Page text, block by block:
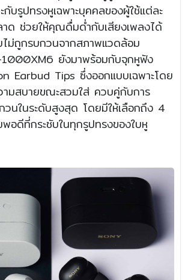
กับรูปทรงหูเฉพาะบุคคลของผู้ใช้แต่ละ
ด ช่วยให้คุณดื่มด่ำกับเสียงเพลงได้
ม่ถูกรบกวนจากสภาพแวดล้อม
ยังมาพร้อมกับจุกหูฟัง
Earbud Tips ซึ่งออกแบบเฉพาะโดย
มสบายขณะสวมใส่ ควบคู่กับการ
วนในระดับสูงสุด โดยมีให้เลือกถึง 4
อดีที่กระชับในทุกรูปทรงของใบหู